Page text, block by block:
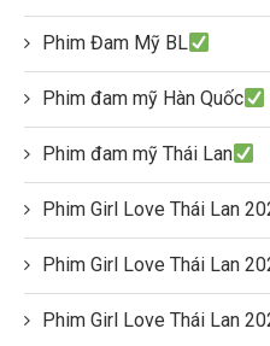
Phim Đam Mỹ BL
Phim đam mỹ Hàn Quốc
Phim đam mỹ Thái Lan
Phim Girl Love Thái Lan
Phim Girl Love Thái Lan
Phim Girl Love Thái Lan